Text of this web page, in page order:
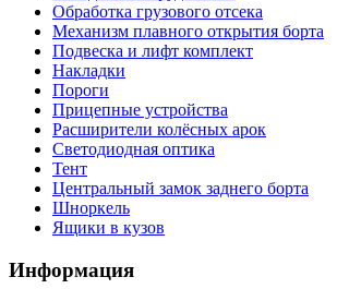
Обработка грузового отсека
Механизм плавного открытия борта
Подвеска и лифт комплект
Накладки
Пороги
Прицепные устройства
Расширители колёсных арок
Светодиодная оптика
Тент
Центральный замок заднего борта
Шноркель
Ящики в кузов
Информация